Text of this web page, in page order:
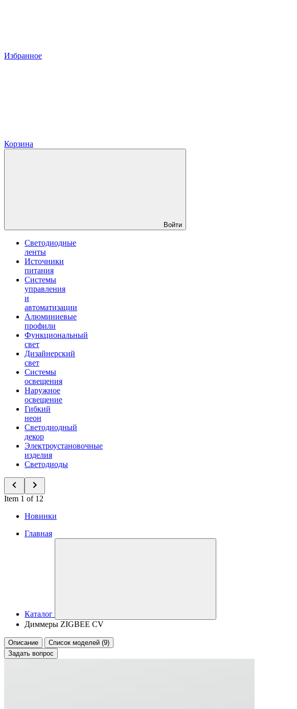
Избранное
Корзина
Войти
Светодиодные
ленты
Источники
питания
Системы
управления
и
автоматизации
Алюминиевые
профили
Функциональный
свет
Дизайнерский
свет
Системы
освещения
Наружное
освещение
Гибкий
неон
Светодиодный
декор
Электроустановочные
изделия
Светодиоды
Item 1 of 12
Новинки
Главная
Каталог
Диммеры ZIGBEE CV
Описание
Список моделей (9)
Задать вопрос